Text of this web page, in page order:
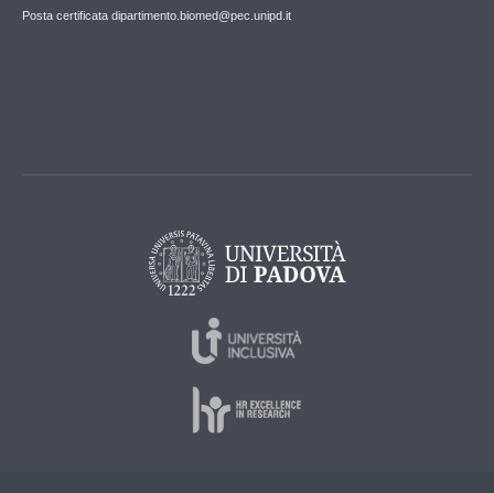
Posta certificata dipartimento.biomed@pec.unipd.it